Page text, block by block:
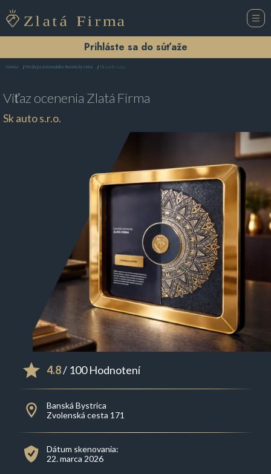
Prihláste sa do súťaže
Domov Predajca automobilov Banská Bystrica Sk auto s.r.o.
Víťaz ocenenia Zlatá Firma
Sk auto s.r.o.
4.8/ 100 Hodnotení
Banská Bystrica
Zvolenská cesta 171
Dátum skenovania:
22. marca 2026